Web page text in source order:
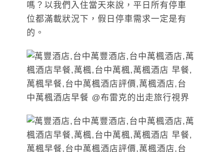
嗎？以我們入住當天來說，平日所有停車
位都滿載狀況下，假日停車需求一定是有
的。